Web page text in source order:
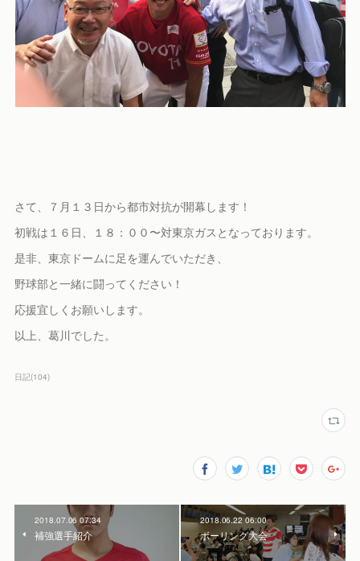
さて、７月１３日から都市対抗が開幕します！
初戦は１６日、１８：００〜対東京ガスとなっております。
是非、東京ドームに足を運んでいただき、
野球部と一緒に闘ってください！
応援宜しくお願いします。
以上、葛川でした。
日記(104)
2018.07.06 07:34
補強選手紹介
2018.06.22 06:00
ボーリング大会